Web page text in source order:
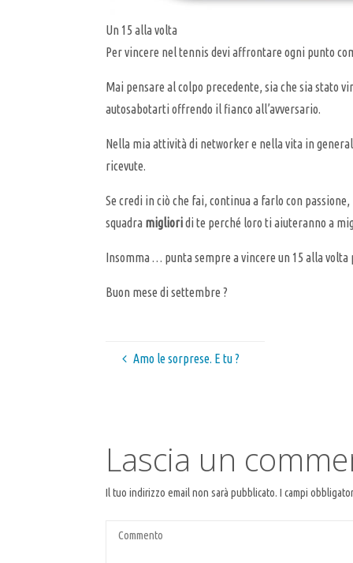
Un 15 alla volta
Per vincere nel tennis devi affrontare ogni punto
Mai pensare al colpo precedente, sia che sia stato
autosabotarti offrendo il fianco all’avversario.
Nella mia attività di networker e nella vita in
ricevute.
Se credi in ciò che fai, continua a farlo con
squadra miglioridi te perché loro ti aiuteranno a
Insomma … punta sempre a vincere un 15 alla volta
Buon mese di settembre ?
Amo le sorprese. E tu ?
Lascia un
Il tuo indirizzo email non sarà pubblicato. I campi